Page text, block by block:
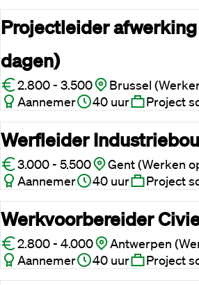
Projectleider
dagen)
2.800 - 3.500
Brussel
Aannemer
40 uur Project
Werfleider
3.000 - 5.500
Gent (Werken
Aannemer
40 uur Project
Werkvoorbereider
2.800 - 4.000
Antwerpen
Aannemer
40 uur Project